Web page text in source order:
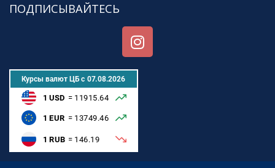
ПОДПИСЫВАЙТЕСЬ